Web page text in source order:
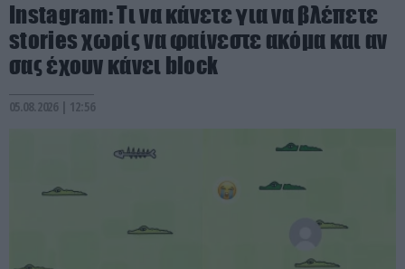
Instagram: Τι να κάνετε για να βλέπετε
stories χωρίς να φαίνεστε ακόμα και αν
σας έχουν κάνει block
05.08.2026 | 12:56